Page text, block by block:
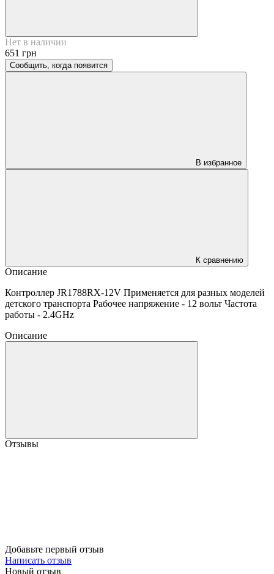
Нет в наличии
651 грн
Сообщить, когда появится
В избранное
К сравнению
Описание
Контроллер JR1788RX-12V Применяется для разных моделей
детского транспорта Рабочее напряжение - 12 вольт Частота
работы - 2.4GHz
Описание
Отзывы
Добавьте первый отзыв
Написать отзыв
Новый отзыв